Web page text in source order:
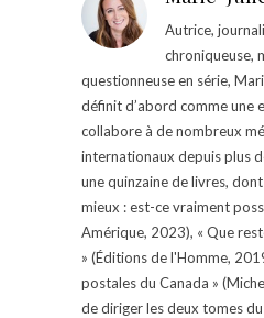
Autrice,
chroniqueuse,
questionneuse en série,
définit d’abord comme une
collabore à de nombreux
internationaux depuis plus
une quinzaine de livres,
mieux : est-ce vraiment
Amérique, 2023), « Que
» (Éditions de l'Homme,
postales du Canada »
de diriger les deux tomes